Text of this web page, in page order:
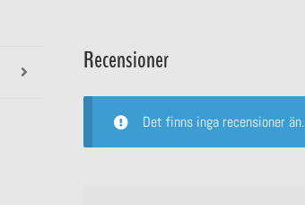
Recensioner
Det finns inga recensioner än.